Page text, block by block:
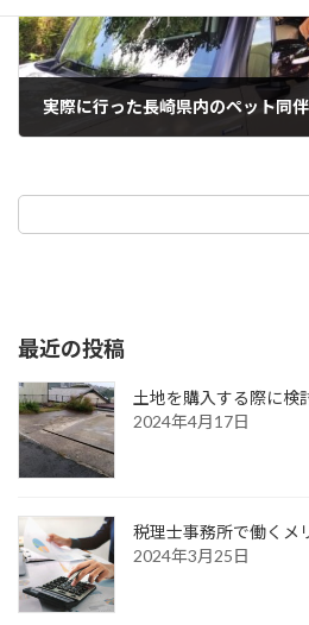
実際に行った長崎県内のペット同
最近の投稿
土地を購入する際に検
2024年4月17日
税理士事務所で働くメ
2024年3月25日